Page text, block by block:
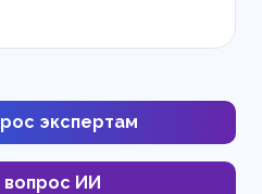
экспертам
вопрос ИИ